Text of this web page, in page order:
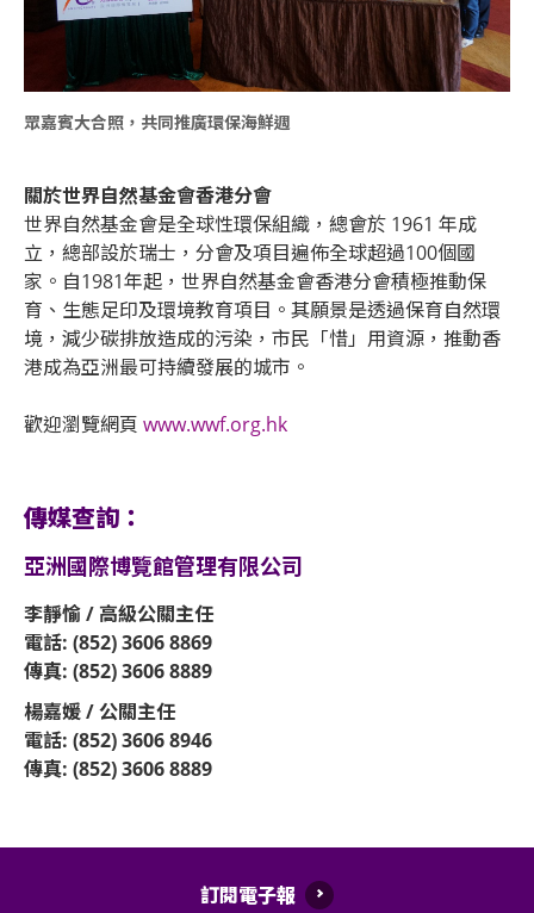
眾嘉賓大合照，共同推廣環保海鮮週
關於世界自然基金會香港分會
世界自然基金會是全球性環保組織，總會於 1961 年成
立，總部設於瑞士，分會及項目遍佈全球超過100個國
家。自1981年起，世界自然基金會香港分會積極推動保
育、生態足印及環境教育項目。其願景是透過保育自然環
境，減少碳排放造成的污染，市民「惜」用資源，推動香
港成為亞洲最可持續發展的城市。
歡迎瀏覽網頁 www.wwf.org.hk
傳媒查詢：
亞洲國際博覽館管理有限公司
李靜愉 / 高級公關主任
電話: (852) 3606 8869
傳真: (852) 3606 8889
楊嘉媛 / 公關主任
電話: (852) 3606 8946
傳真: (852) 3606 8889
訂閱電子報